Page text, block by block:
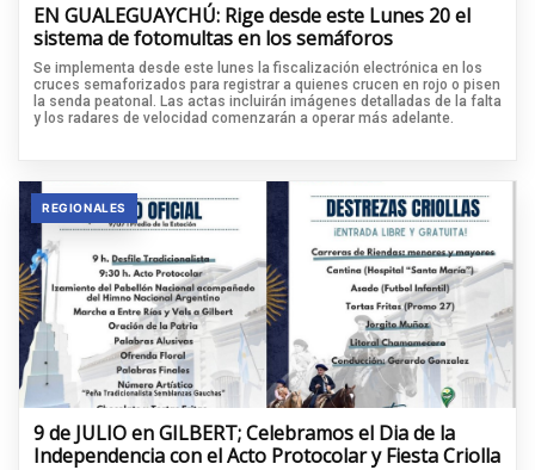
EN GUALEGUAYCHÚ: Rige desde este Lunes 20 el
sistema de fotomultas en los semáforos
Se implementa desde este lunes la fiscalización electrónica en los
cruces semaforizados para registrar a quienes crucen en rojo o pisen
la senda peatonal. Las actas incluirán imágenes detalladas de la falta
y los radares de velocidad comenzarán a operar más adelante.
REGIONALES
9 de JULIO en GILBERT; Celebramos el Dia de la
Independencia con el Acto Protocolar y Fiesta Criolla